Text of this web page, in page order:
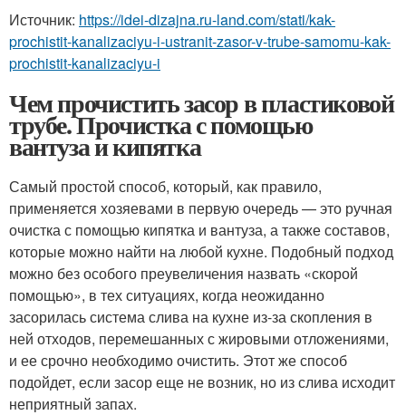
Источник: https://idei-dizajna.ru-land.com/stati/kak-
prochistit-kanalizaciyu-i-ustranit-zasor-v-trube-samomu-kak-
prochistit-kanalizaciyu-i
Чем прочистить засор в пластиковой
трубе. Прочистка с помощью
вантуза и кипятка
Самый простой способ, который, как правило,
применяется хозяевами в первую очередь — это ручная
очистка с помощью кипятка и вантуза, а также составов,
которые можно найти на любой кухне. Подобный подход
можно без особого преувеличения назвать «скорой
помощью», в тех ситуациях, когда неожиданно
засорилась система слива на кухне из-за скопления в
ней отходов, перемешанных с жировыми отложениями,
и ее срочно необходимо очистить. Этот же способ
подойдет, если засор еще не возник, но из слива исходит
неприятный запах.